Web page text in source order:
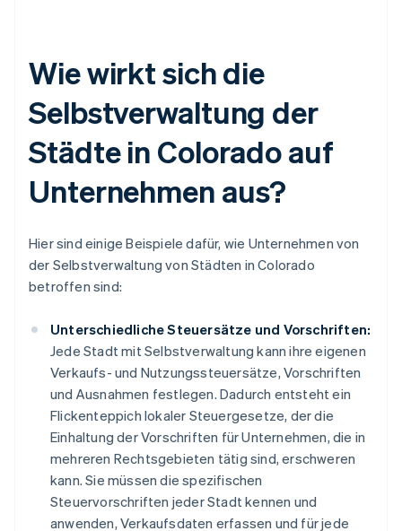
Wie wirkt sich die
Selbstverwaltung der
Städte in Colorado auf
Unternehmen aus?
Hier sind einige Beispiele dafür, wie Unternehmen von
der Selbstverwaltung von Städten in Colorado
betroffen sind:
Unterschiedliche Steuersätze und Vorschriften:
Jede Stadt mit Selbstverwaltung kann ihre eigenen
Verkaufs- und Nutzungssteuersätze, Vorschriften
und Ausnahmen festlegen. Dadurch entsteht ein
Flickenteppich lokaler Steuergesetze, der die
Einhaltung der Vorschriften für Unternehmen, die in
mehreren Rechtsgebieten tätig sind, erschweren
kann. Sie müssen die spezifischen
Steuervorschriften jeder Stadt kennen und
anwenden, Verkaufsdaten erfassen und für jede